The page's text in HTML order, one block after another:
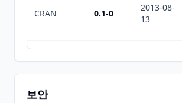
CRAN 0.1-0
2013-08-
13
2013-02-
11
보안